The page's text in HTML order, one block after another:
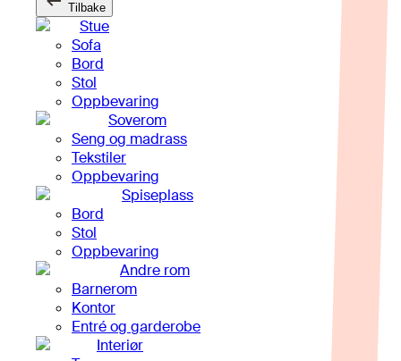
Tilbake
Stue
Sofa
Bord
Stol
Oppbevaring
Soverom
Seng og madrass
Tekstiler
Oppbevaring
Spiseplass
Bord
Stol
Oppbevaring
Andre rom
Barnerom
Kontor
Entré og garderobe
Interiør